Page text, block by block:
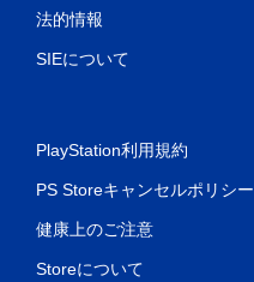
法的情報
SIEについて
PlayStation利用規約
PS Storeキャンセルポリシー
健康上のご注意
Storeについて